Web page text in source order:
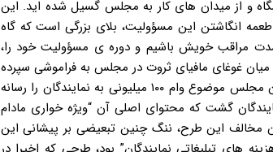
و از میدان های کار به مجلس گسیل شده اید. این
انگاشتن این مسؤولیت، بلای بزرگی است که گاه
شدت مراقب خویش باشیم و دوره ی مسؤولیت خود را،
میان غوغای مافیای ثروت در مجلس به فراموشی سپرده
شد. در شرایطی که تنها چهار ماه از آغاز به کار مجلس گذشته بود، «حسن کامران» از نمایندگان مجلس موضوع وام ۱۰۰ میلیونی به نمایندگان را رسانه
گشت که محتوای اصلی آن “ویژه خواری مادام
مخالف این طرح، ننگ چنین تبعیضی بر پیشانی این